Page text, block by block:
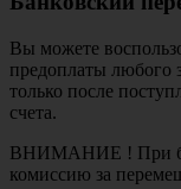
Вы можете
предоплаты любого
только после
счета.
ВНИМАНИЕ ! При
комиссию за